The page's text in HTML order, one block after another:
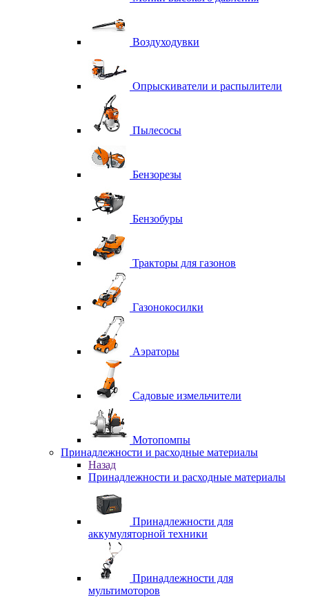
Воздуходувки
Опрыскиватели и распылители
Пылесосы
Бензорезы
Бензобуры
Тракторы для газонов
Газонокосилки
Аэраторы
Садовые измельчители
Мотопомпы
Принадлежности и расходные материалы
Назад
Принадлежности и расходные материалы
Принадлежности для
аккумуляторной техники
Принадлежности для
мультимоторов